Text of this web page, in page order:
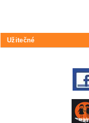
Užitečné